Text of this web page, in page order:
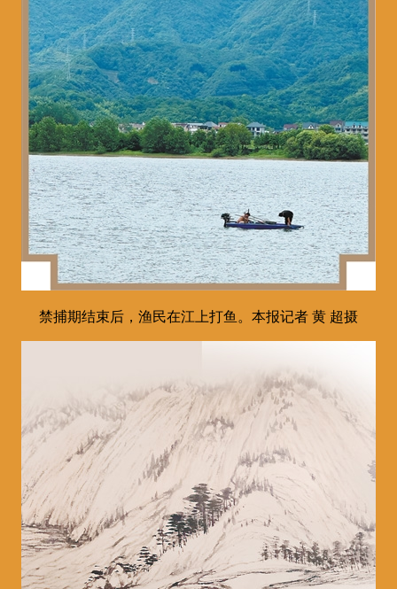
禁捕期结束后，渔民在江上打鱼。本报记者 黄 超摄